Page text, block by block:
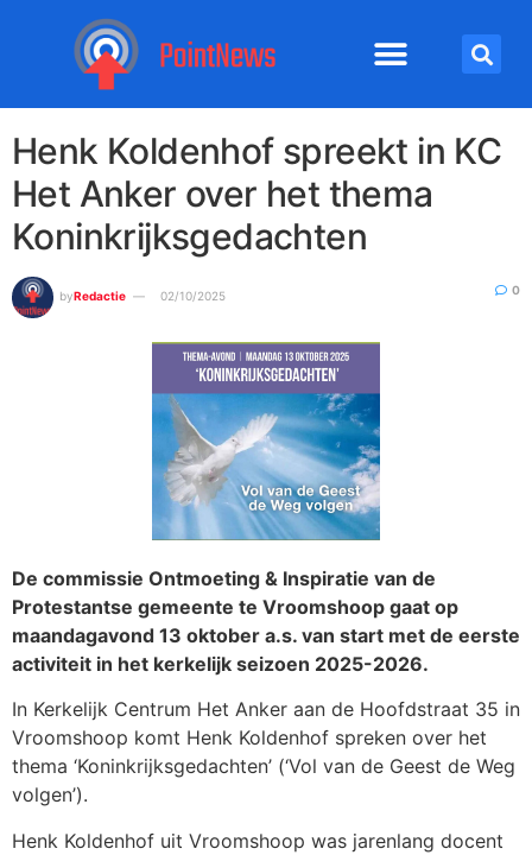
Henk Koldenhof spreekt in KC
Het Anker over het thema
Koninkrijksgedachten
byRedactie 02/10/2025 0
De commissie Ontmoeting & Inspiratie van de
Protestantse gemeente te Vroomshoop gaat op
maandagavond 13 oktober a.s. van start met de eerste
activiteit in het kerkelijk seizoen 2025-2026.
In Kerkelijk Centrum Het Anker aan de Hoofdstraat 35 in
Vroomshoop komt Henk Koldenhof spreken over het
thema ‘Koninkrijksgedachten’ (‘Vol van de Geest de Weg
volgen’).
Henk Koldenhof uit Vroomshoop was jarenlang docent